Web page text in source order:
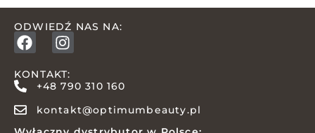
ODWIEDŹ NAS NA:
KONTAKT:
+48 790 310 160
kontakt@optimumbeauty.pl